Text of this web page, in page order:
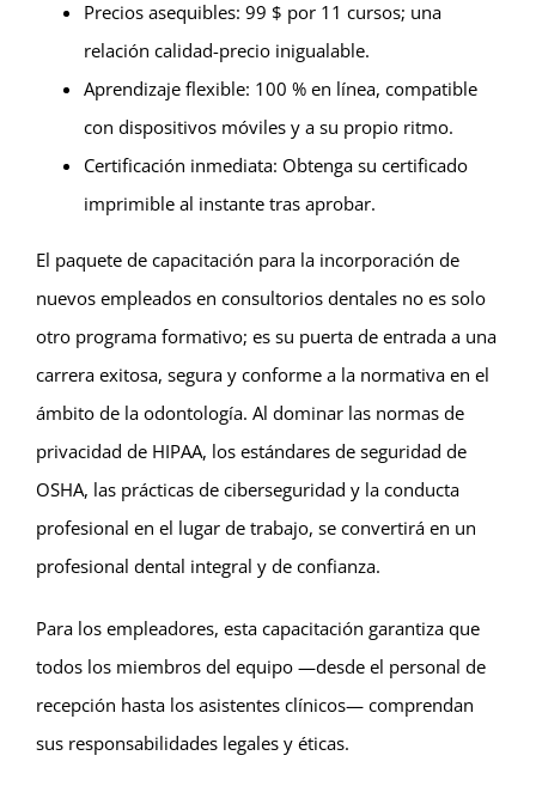
Precios asequibles: 99 $ por 11 cursos; una
relación calidad-precio inigualable.
Aprendizaje flexible: 100 % en línea, compatible
con dispositivos móviles y a su propio ritmo.
Certificación inmediata: Obtenga su certificado
imprimible al instante tras aprobar.
El paquete de capacitación para la incorporación de
nuevos empleados en consultorios dentales no es solo
otro programa formativo; es su puerta de entrada a una
carrera exitosa, segura y conforme a la normativa en el
ámbito de la odontología. Al dominar las normas de
privacidad de HIPAA, los estándares de seguridad de
OSHA, las prácticas de ciberseguridad y la conducta
profesional en el lugar de trabajo, se convertirá en un
profesional dental integral y de confianza.
Para los empleadores, esta capacitación garantiza que
todos los miembros del equipo —desde el personal de
recepción hasta los asistentes clínicos— comprendan
sus responsabilidades legales y éticas.